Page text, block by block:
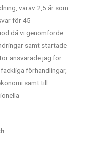
varav 2,5 år som
för 45
då vi genomförde
samt startade
ansvarade jag för
förhandlingar,
samt till